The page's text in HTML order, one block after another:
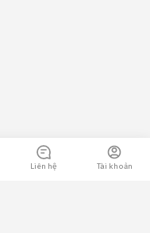
Liên hệ Tài khoản